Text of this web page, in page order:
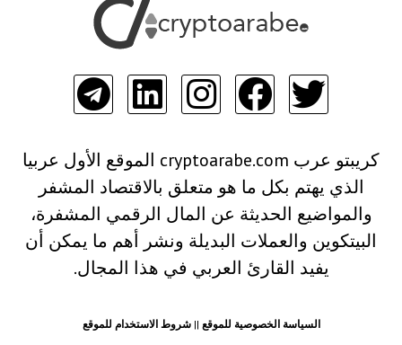
كريبتو عرب cryptoarabe.com الموقع الأول عربيا
الذي يهتم بكل ما هو متعلق بالاقتصاد المشفر
والمواضيع الحديثة عن المال الرقمي المشفرة،
البيتكوين والعملات البديلة ونشر أهم ما يمكن أن
يفيد القارئ العربي في هذا المجال.
السياسة الخصوصية للموقع ||شروط الاستخدام للموقع